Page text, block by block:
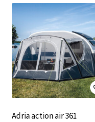
Adria action air 361